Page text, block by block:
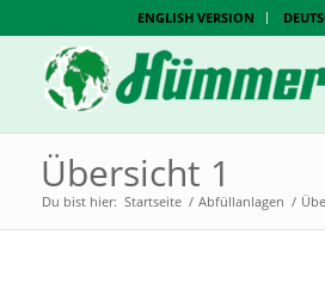
ENGLISH VERSION
Übersicht 1
Du bist hier: Startseite / Abfüllanlagen /